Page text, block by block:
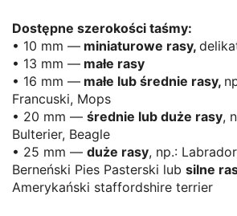
Dostępne szerokości taśmy:
• 10 mm — miniaturowe rasy,
• 13 mm — małe rasy
• 16 mm — małe lub średnie rasy,
Francuski, Mops
• 20 mm — średnie lub duże rasy,
Bulterier, Beagle
• 25 mm — duże rasy, np.:
Berneński Pies Pasterski lub silne
Amerykański staffordshire terrier